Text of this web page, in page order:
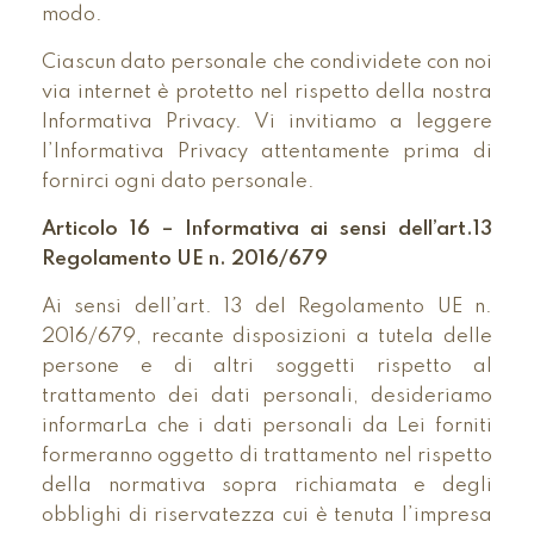
modo.
Ciascun dato personale che condividete con noi
via internet è protetto nel rispetto della nostra
Informativa Privacy. Vi invitiamo a leggere
l’Informativa Privacy attentamente prima di
fornirci ogni dato personale.
Articolo 16 – Informativa ai sensi dell’art.13
Regolamento UE n. 2016/679
Ai sensi dell’art. 13 del Regolamento UE n.
2016/679, recante disposizioni a tutela delle
persone e di altri soggetti rispetto al
trattamento dei dati personali, desideriamo
informarLa che i dati personali da Lei forniti
formeranno oggetto di trattamento nel rispetto
della normativa sopra richiamata e degli
obblighi di riservatezza cui è tenuta l’impresa